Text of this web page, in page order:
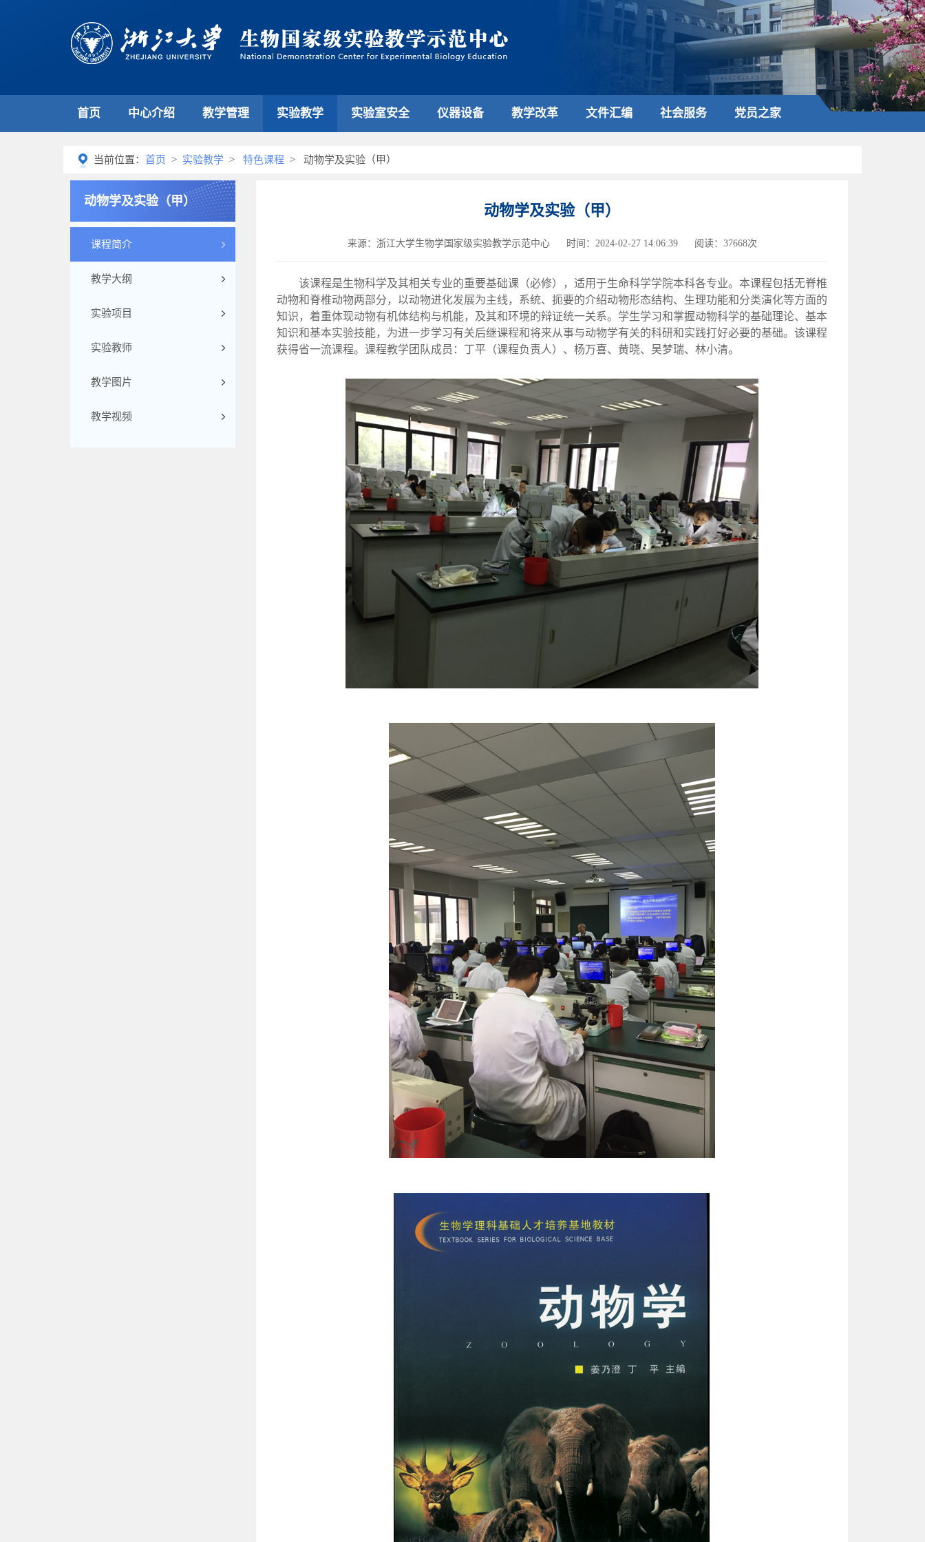
首页 中心介绍 教学管理 实验教学 实验室安全 仪器设备 教学改革 文件汇编 社会服务 党员之家
当前位置： 首页 > 实验教学 > 特色课程 > 动物学及实验（甲）
动物学及实验（甲）
课程简介
教学大纲
实验项目
实验教师
教学图片
教学视频
动物学及实验（甲）
来源：浙江大学生物学国家级实验教学示范中心 时间：2024-02-27 14:06:39 阅读：37668次
该课程是生物科学及其相关专业的重要基础课（必修），适用于生命科学学院本科各专业。本课程包括无脊椎
动物和脊椎动物两部分，以动物进化发展为主线，系统、扼要的介绍动物形态结构、生理功能和分类演化等方面的
知识，着重体现动物有机体结构与机能，及其和环境的辩证统一关系。学生学习和掌握动物科学的基础理论、基本
知识和基本实验技能，为进一步学习有关后继课程和将来从事与动物学有关的科研和实践打好必要的基础。该课程
获得省一流课程。课程教学团队成员：丁平（课程负责人）、杨万喜、黄晓、吴梦瑞、林小清。